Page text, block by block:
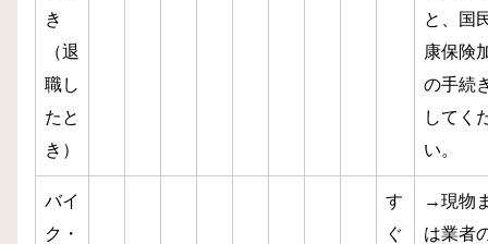
き
（退
職し
たと
き）
と、国
康保険
の手続
してく
い。
バイ
ク・
す
ぐ
→現物
は業者